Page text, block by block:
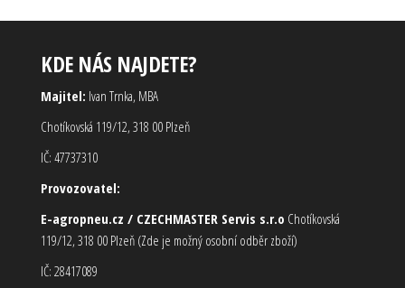
KDE NÁS NAJDETE?
Majitel: Ivan Trnka, MBA
Chotíkovská 119/12, 318 00 Plzeň
IČ: 47737310
Provozovatel:
E-agropneu.cz / CZECHMASTER Servis s.r.o Chotíkovská
119/12, 318 00 Plzeň (Zde je možný osobní odběr zboží)
IČ: 28417089